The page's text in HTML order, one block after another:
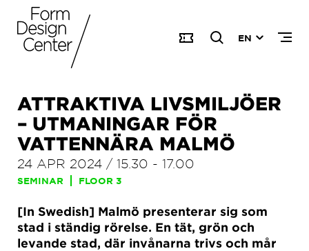
EN
ATTRAKTIVA LIVSMILJÖER
– UTMANINGAR FÖR
VATTENNÄRA MALMÖ
24 APR 2024 / 15.30 - 17.00
SEMINAR FLOOR 3
[In Swedish] Malmö presenterar sig som
stad i ständig rörelse. En tät, grön och
levande stad, där invånarna trivs och mår